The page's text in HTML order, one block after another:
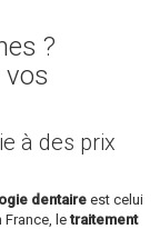
?
vos
à des prix
dentaire est celui
France, letraitement